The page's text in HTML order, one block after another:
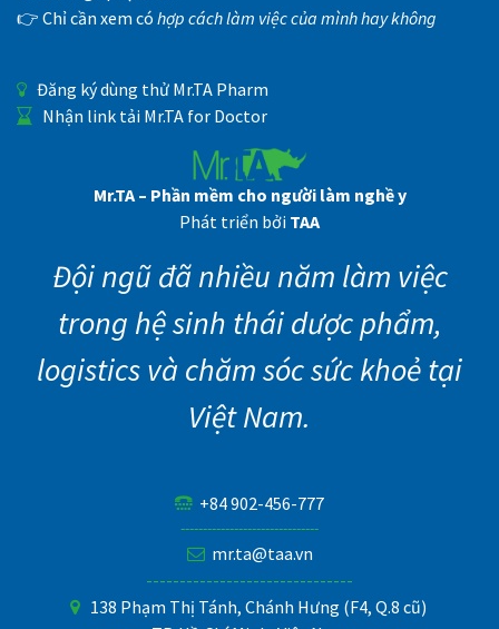
👉 Chỉ cần xem có hợp cách làm việc của mình hay không
Đăng ký dùng thử Mr.TA Pharm
Nhận link tải Mr.TA for Doctor
Mr.TA – Phần mềm cho người làm nghề y
Phát triển bởi TAA
Đội ngũ đã nhiều năm làm việc
trong hệ sinh thái dược phẩm,
logistics và chăm sóc sức khoẻ tại
Việt Nam.
+84 902-456-777
-------------------------------
mr.ta@taa.vn
-------------------------------
138 Phạm Thị Tánh, Chánh Hưng (F4, Q.8 cũ)